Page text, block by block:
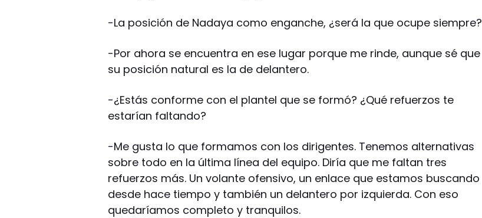
-La posición de Nadaya como enganche, ¿será la que ocupe siempre?
-Por ahora se encuentra en ese lugar porque me rinde, aunque sé que
su posición natural es la de delantero.
-¿Estás conforme con el plantel que se formó? ¿Qué refuerzos te
estarían faltando?
-Me gusta lo que formamos con los dirigentes. Tenemos alternativas
sobre todo en la última línea del equipo. Diría que me faltan tres
refuerzos más. Un volante ofensivo, un enlace que estamos buscando
desde hace tiempo y también un delantero por izquierda. Con eso
quedaríamos completo y tranquilos.